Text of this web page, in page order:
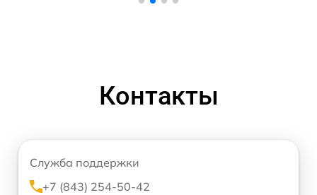
Контакты
Служба поддержки
+7 (843) 254-50-42